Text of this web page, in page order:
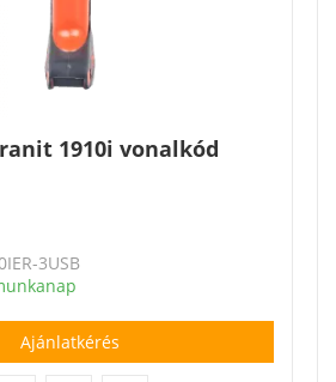
1910i vonalkód
3USB
Ajánlatkérés